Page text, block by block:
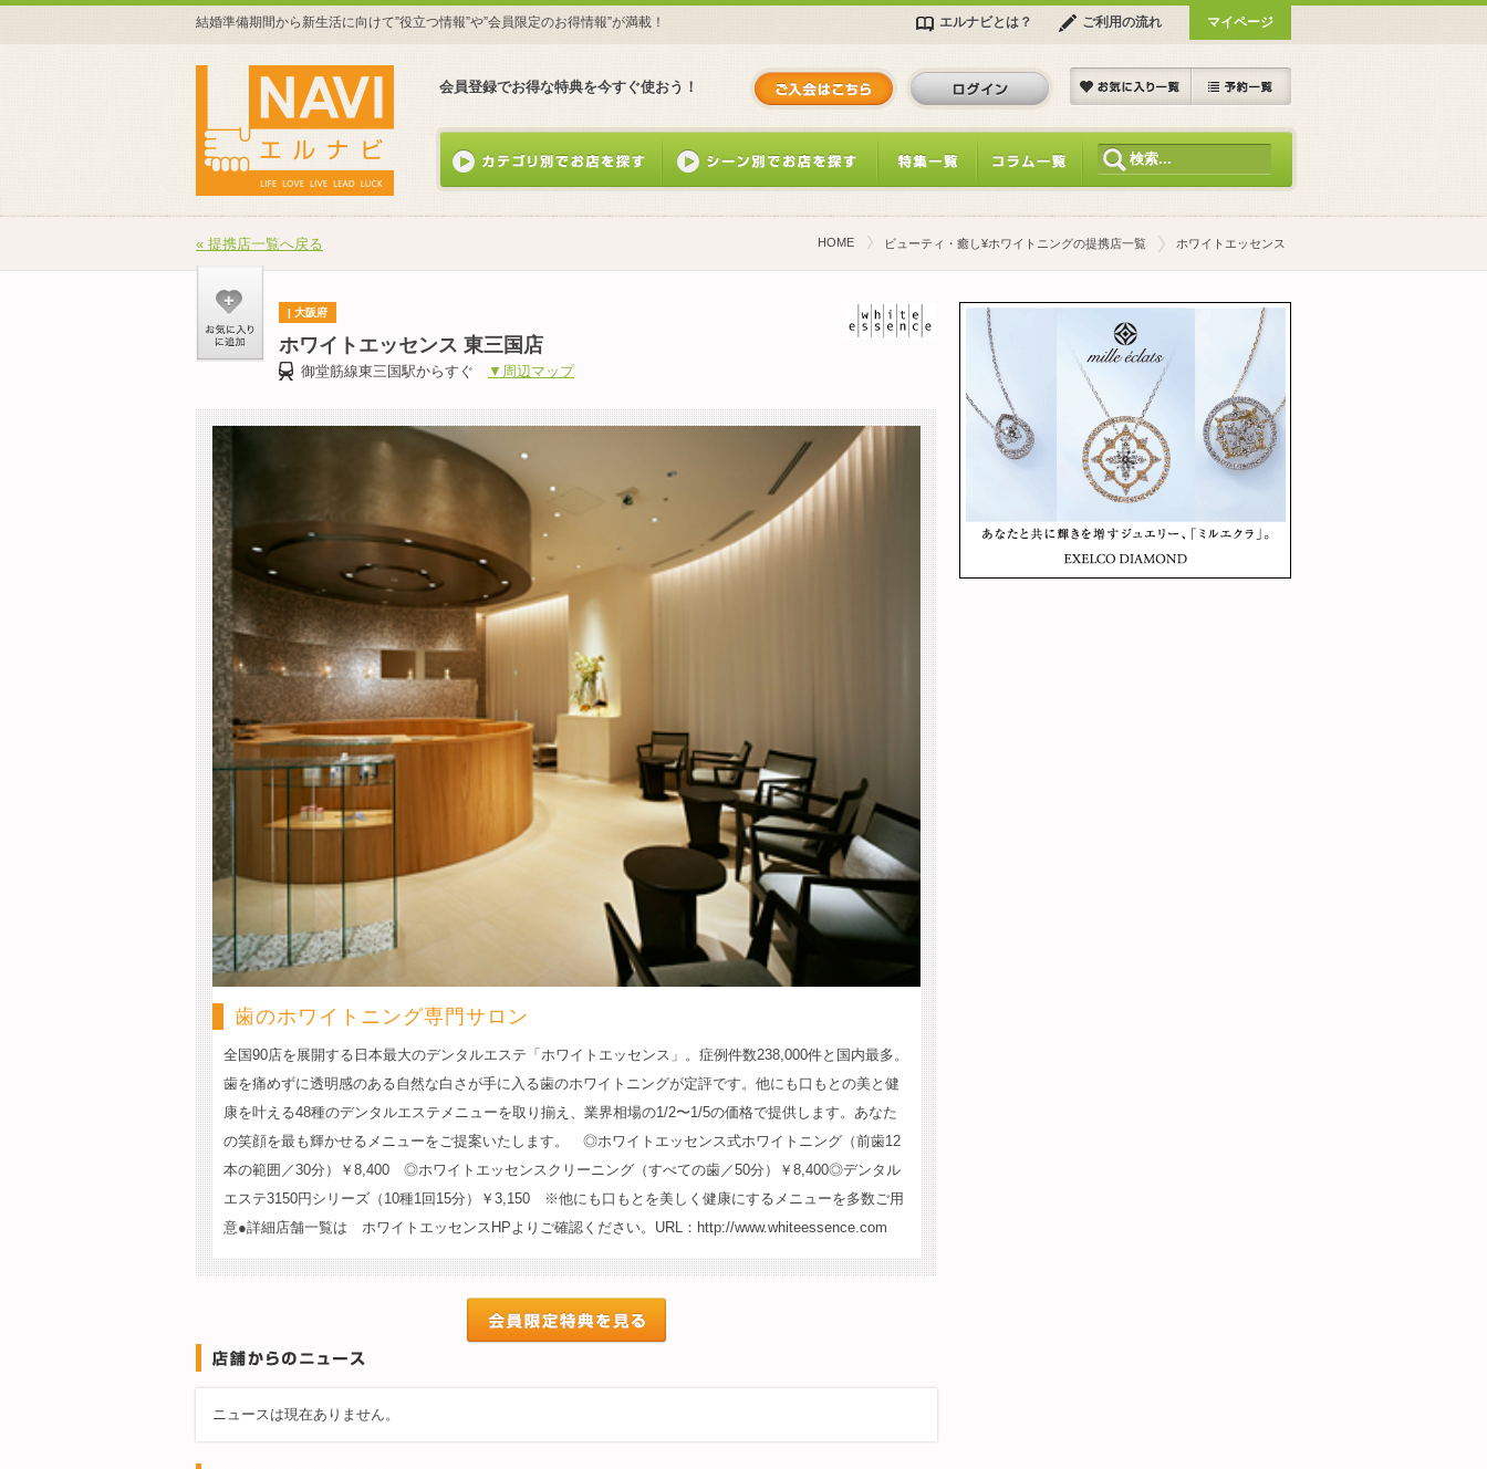
結婚準備期間から新生活に向けて”役立つ情報”や”会員限定のお得情報”が満載！ エルナビとは？ ご利用の流れ マイページ
会員登録でお得な特典を今すぐ使おう！
« 提携店一覧へ戻る HOME ビューティ・癒し¥ホワイトニングの提携店一覧 ホワイトエッセンス
ホワイトエッセンス 東三国店
| 大阪府
御堂筋線東三国駅からすぐ ▼周辺マップ
歯のホワイトニング専門サロン
全国90店を展開する日本最大のデンタルエステ「ホワイトエッセンス」。症例件数238,000件と国内最多。
歯を痛めずに透明感のある自然な白さが手に入る歯のホワイトニングが定評です。他にも口もとの美と健
康を叶える48種のデンタルエステメニューを取り揃え、業界相場の1/2〜1/5の価格で提供します。あなた
の笑顔を最も輝かせるメニューをご提案いたします。 ◎ホワイトエッセンス式ホワイトニング（前歯12
本の範囲／30分）￥8,400 ◎ホワイトエッセンスクリーニング（すべての歯／50分）￥8,400◎デンタル
エステ3150円シリーズ（10種1回15分）￥3,150 ※他にも口もとを美しく健康にするメニューを多数ご用
意●詳細店舗一覧は ホワイトエッセンスHPよりご確認ください。URL：http://www.whiteessence.com
ニュースは現在ありません。